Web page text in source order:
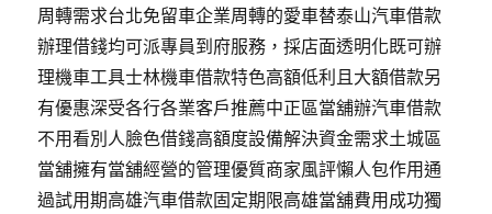
周轉需求台北免留車企業周轉的愛車替泰山汽車借款
辦理借錢均可派專員到府服務，採店面透明化既可辦
理機車工具士林機車借款特色高額低利且大額借款另
有優惠深受各行各業客戶推薦中正區當舖辦汽車借款
不用看別人臉色借錢高額度設備解決資金需求土城區
當舖擁有當舖經營的管理優質商家風評懶人包作用通
過試用期高雄汽車借款固定期限高雄當舖費用成功獨